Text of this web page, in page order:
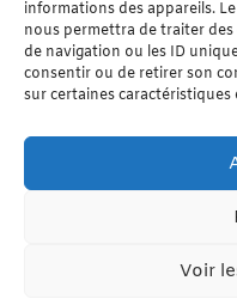
informations des appareils.
nous permettra de traiter
de navigation ou les ID
consentir ou de retirer son
sur certaines
Voir